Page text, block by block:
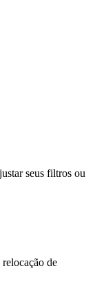
seus filtros ou
de